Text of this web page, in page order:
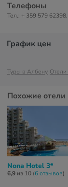
Телефоны
Тел.: + 359 579
График цен
Туры в Албену
Похожие отели
Nona Hotel 3*
6,9 из 10 (6 отзывов)